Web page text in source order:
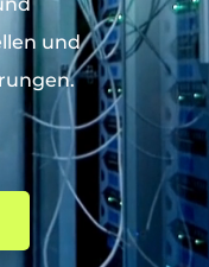
und